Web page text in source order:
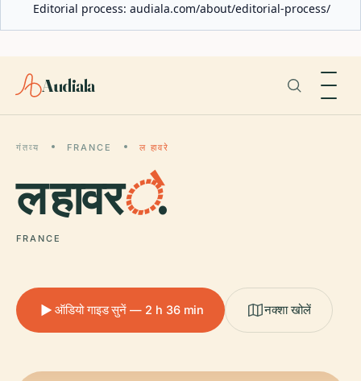
Editorial process: audiala.com/about/editorial-process/
Audiala
गंतव्य FRANCE ल हावरे
ल हावरे.
FRANCE
ऑडियो गाइड सुनें — 2 h 36 min नक्शा खोलें